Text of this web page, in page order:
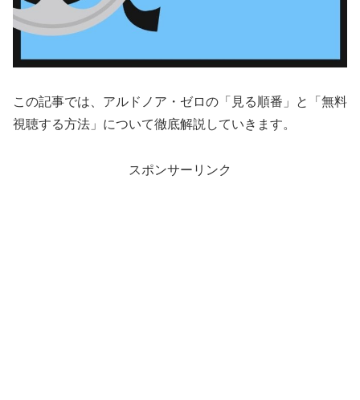
この記事では、アルドノア・ゼロの「見る順番」と「無料
視聴する方法」について徹底解説していきます。
スポンサーリンク